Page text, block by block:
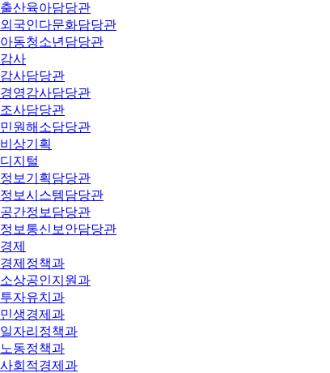
출산육아담당관
외국인다문화담당관
아동청소년담당관
감사
감사담당관
경영감사담당관
조사담당관
민원해소담당관
비상기획
디지털
정보기획담당관
정보시스템담당관
공간정보담당관
정보통신보안담당관
경제
경제정책과
소상공인지원과
투자유치과
민생경제과
일자리정책과
노동정책과
사회적경제과